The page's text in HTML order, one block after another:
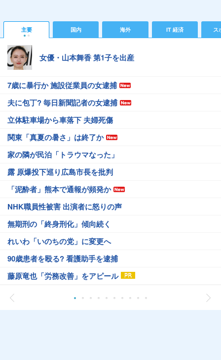
主要 国内 海外 IT 経済 ス
女優・山本舞香 第1子を出産
7歳に暴行か 施設従業員の女逮捕
夫に包丁? 毎日新聞記者の女逮捕
立体駐車場から車落下 夫婦死傷
関東「真夏の暑さ」は終了か
家の隣が民泊「トラウマなった」
露 原爆投下巡り広島市長を批判
「泥酔者」熊本で通報が頻発か
NHK職員性被害 出演者に怒りの声
無期刑の「終身刑化」傾向続く
れいわ「いのちの党」に変更へ
90歳患者を殴る? 看護助手を逮捕
藤原竜也「労務改善」をアピール